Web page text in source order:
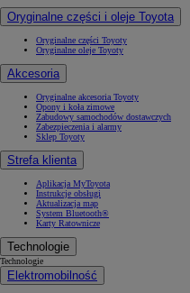
Oryginalne części i oleje Toyota
Oryginalne części Toyoty
Oryginalne oleje Toyoty
Akcesoria
Oryginalne akcesoria Toyoty
Opony i koła zimowe
Zabudowy samochodów dostawczych
Zabezpieczenia i alarmy
Sklep Toyoty
Strefa klienta
Aplikacja MyToyota
Instrukcje obsługi
Aktualizacja map
System Bluetooth®
Karty Ratownicze
Technologie
Technologie
Elektromobilność